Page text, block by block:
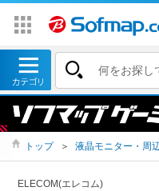
トップ ＞ 液晶モニター・周
ELECOM(エレコム)